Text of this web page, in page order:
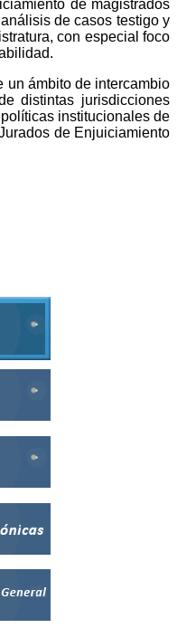
de magistrados
de casos testigo y
con especial foco
un ámbito de intercambio
distintas jurisdicciones
institucionales de
de Enjuiciamiento